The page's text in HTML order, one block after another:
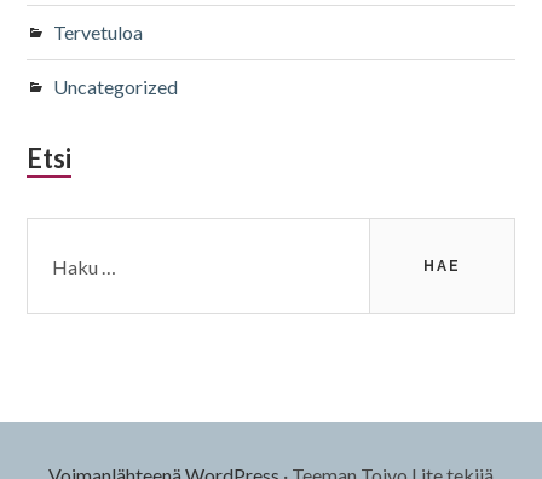
Tervetuloa
Uncategorized
Etsi